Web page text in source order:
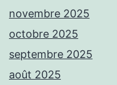
novembre 2025
octobre 2025
septembre 2025
août 2025